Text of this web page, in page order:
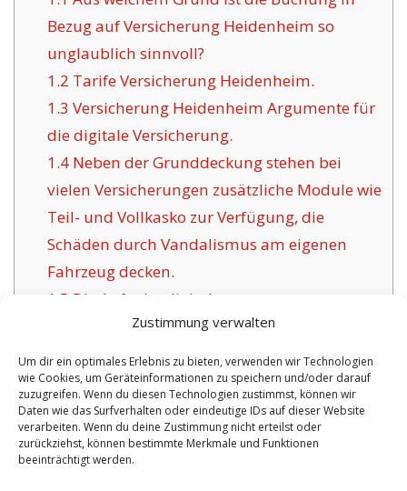
Zustimmung verwalten
Um dir ein optimales Erlebnis zu bieten, verwenden wir Technologien
wie Cookies, um Geräteinformationen zu speichern und/oder darauf
zuzugreifen. Wenn du diesen Technologien zustimmst, können wir
Daten wie das Surfverhalten oder eindeutige IDs auf dieser Website
verarbeiten. Wenn du deine Zustimmung nicht erteilst oder
zurückziehst, können bestimmte Merkmale und Funktionen
beeinträchtigt werden.
Bezug auf Versicherung Heidenheim so
unglaublich sinnvoll?
1.2 Tarife Versicherung Heidenheim.
1.3 Versicherung Heidenheim Argumente für
die digitale Versicherung.
1.4Neben der Grunddeckung stehen bei
vielen Versicherungen zusätzliche Module wie
Teil- und Vollkasko zur Verfügung, die
Schäden durch Vandalismus am eigenen
Fahrzeug decken.
1.5 Die Aufgabe digitaler
Versicherungsgesellschaften für Heidenheim:
1.6
Vorzüge unsere Versicherung in
Heidenheim:
1.6.1Individuelle Policen mit
Zertifizierung: